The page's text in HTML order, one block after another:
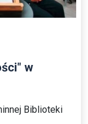
w
Biblioteki